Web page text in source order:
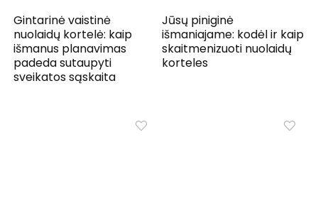
Gintarinė vaistinė
nuolaidų kortelė: kaip
išmanus planavimas
padeda sutaupyti
sveikatos sąskaita
Jūsų piniginė
išmaniajame: kodėl ir kaip
skaitmenizuoti nuolaidų
korteles